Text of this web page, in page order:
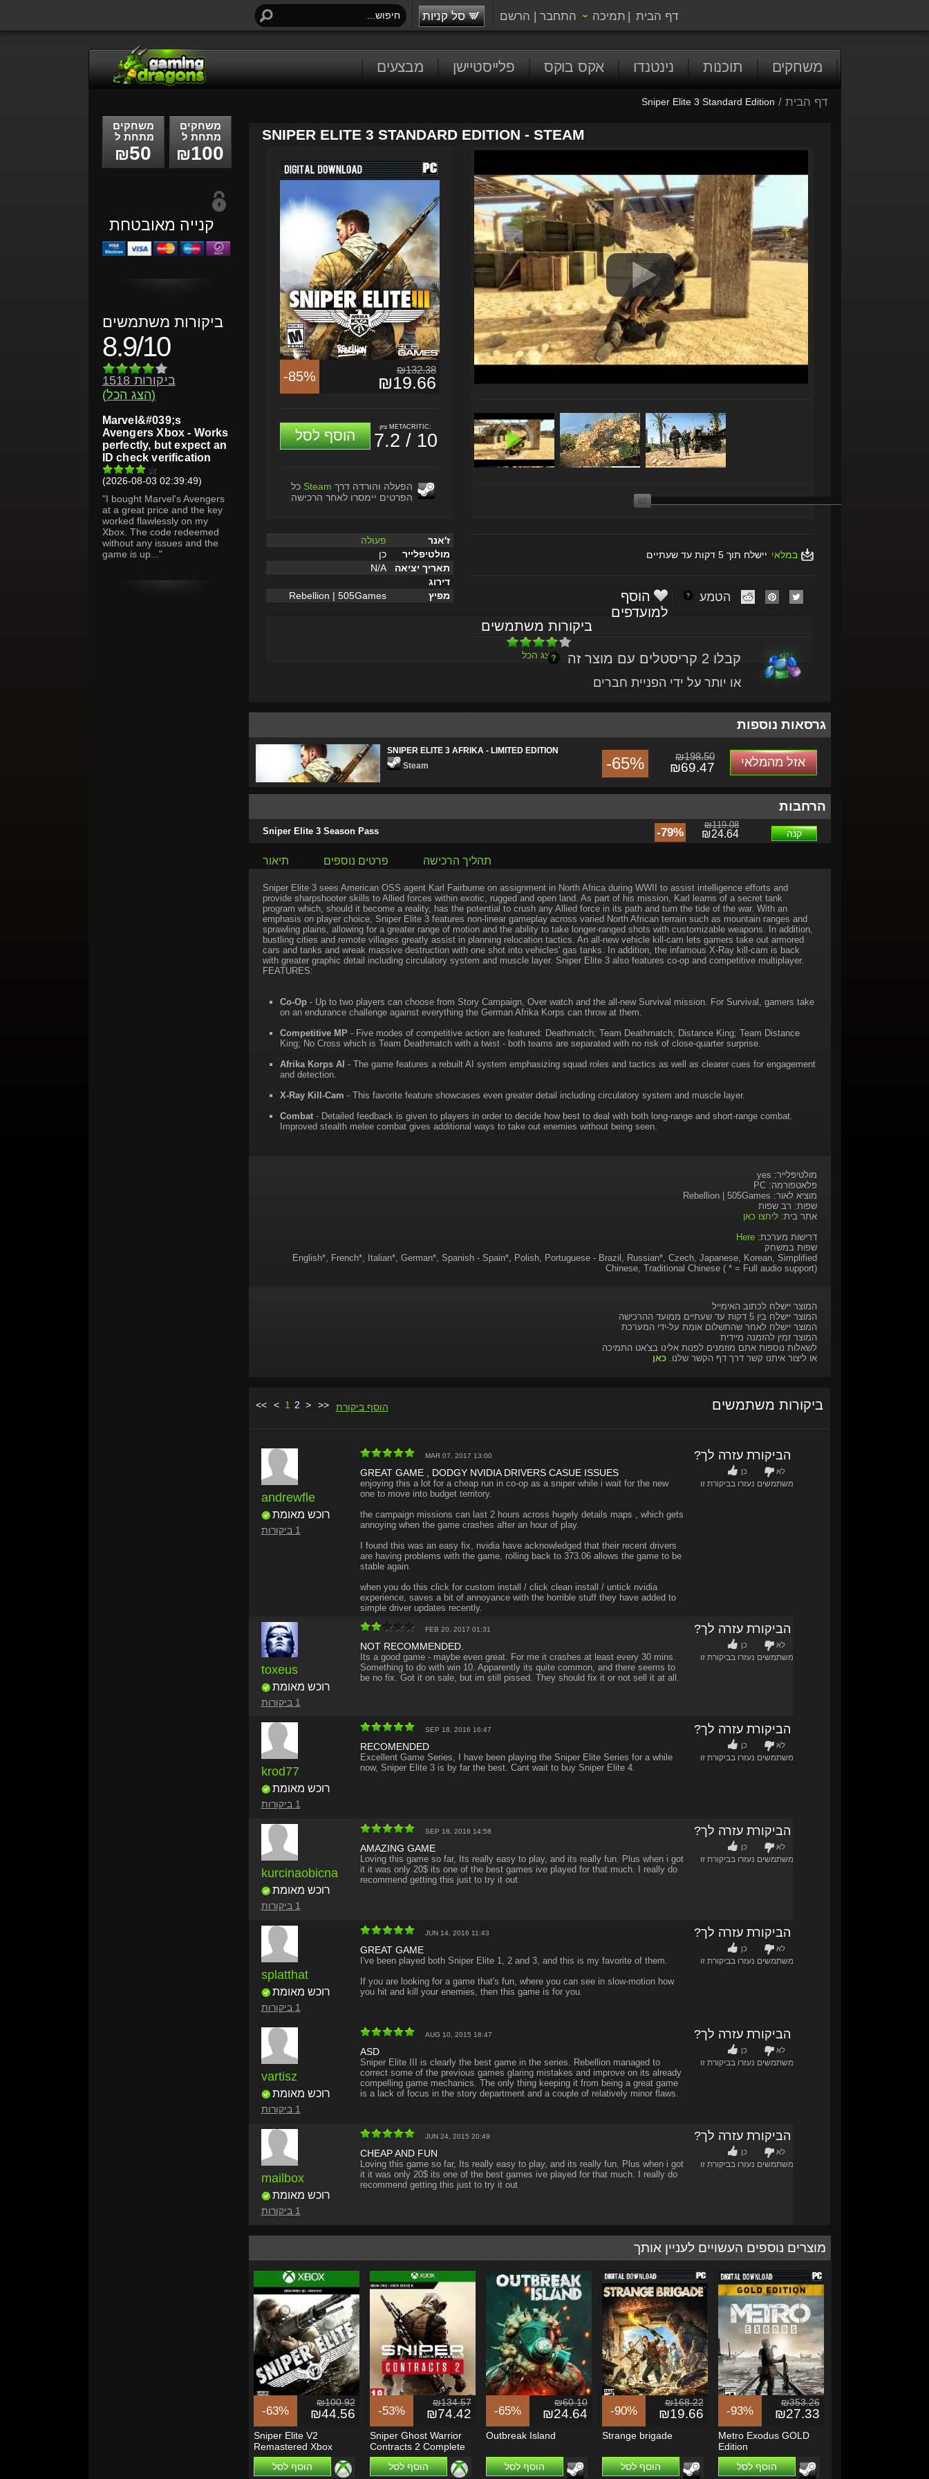
דף הבית | תמיכה התחבר | הרשם סל קניות
מבצעים פלייסטיישן אקס בוקס נינטנדו תוכנות משחקים
דף הבית /
Sniper Elite 3 Standard Edition
משחקים
מתחת ל
₪50
משחקים
מתחת ל
₪100
קנייה מאובטחת
ביקורות משתמשים
8.9/10
1518 ביקורות
(הצג הכל)
Marvel&#039;s
Avengers Xbox - Works
perfectly, but expect an
ID check verification
(2026-08-03 02:39:49)
"I bought Marvel's Avengers
at a great price and the key
worked flawlessly on my
Xbox. The code redeemed
without any issues and the
game is up..."
SNIPER ELITE 3 STANDARD EDITION - STEAM
-85% ₪132.38
₪19.66
הוסף לסל
ציון METACRITIC:
7.2 / 10
הפעלה והורדה דרך Steam כל
הפרטים יימסרו לאחר הרכישה
ז'אנר
פעולה
מולטיפלייר
כן
תאריך יציאה
N/A
דירוג
מפיץ
Rebellion | 505Games
ביקורות משתמשים
הצג הכל
במלאי יישלח תוך 5 דקות עד שעתיים
הטמע
הוסף
למועדפים
קבלו 2 קריסטלים עם מוצר זה
או יותר על ידי הפניית חברים
גרסאות נוספות
SNIPER ELITE 3 AFRIKA - LIMITED EDITION
Steam
אזל מהמלאי -65% ₪198.50
₪69.47
הרחבות
Sniper Elite 3 Season Pass קנה -79%
₪119.08
₪24.64
תיאור פרטים נוספים תהליך הרכישה
Sniper Elite 3 sees American OSS agent Karl Fairburne on assignment in North Africa during WWII to assist intelligence efforts and
provide sharpshooter skills to Allied forces within exotic, rugged and open land. As part of his mission, Karl learns of a secret tank
program which, should it become a reality, has the potential to crush any Allied force in its path and turn the tide of the war. With an
emphasis on player choice, Sniper Elite 3 features non-linear gameplay across varied North African terrain such as mountain ranges and
sprawling plains, allowing for a greater range of motion and the ability to take longer-ranged shots with customizable weapons. In addition,
bustling cities and remote villages greatly assist in planning relocation tactics. An all-new vehicle kill-cam lets gamers take out armored
cars and tanks and wreak massive destruction with one shot into vehicles' gas tanks. In addition, the infamous X-Ray kill-cam is back
with greater graphic detail including circulatory system and muscle layer. Sniper Elite 3 also features co-op and competitive multiplayer.
FEATURES:
Co-Op- Up to two players can choose from Story Campaign, Over watch and the all-new Survival mission. For Survival, gamers take
on an endurance challenge against everything the German Afrika Korps can throw at them.
Competitive MP - Five modes of competitive action are featured: Deathmatch; Team Deathmatch; Distance King; Team Distance
King; No Cross which is Team Deathmatch with a twist - both teams are separated with no risk of close-quarter surprise.
Afrika Korps AI - The game features a rebuilt AI system emphasizing squad roles and tactics as well as clearer cues for engagement
and detection.
X-Ray Kill-Cam - This favorite feature showcases even greater detail including circulatory system and muscle layer.
Combat- Detailed feedback is given to players in order to decide how best to deal with both long-range and short-range combat.
Improved stealth melee combat gives additional ways to take out enemies without being seen.
מולטיפלייר: yes
פלאטפורמה: PC
מוציא לאור: Rebellion | 505Games
שפות: רב שפות
אתר בית:ליחצו כאן
דרישות מערכת:Here
שפות במשחק
English*, French*, Italian*, German*, Spanish - Spain*, Polish, Portuguese - Brazil, Russian*, Czech, Japanese, Korean, Simplified
Chinese, Traditional Chinese ( * = Full audio support)
המוצר יישלח לכתוב האימייל
המוצר יישלח בין 5 דקות עד שעתיים ממועד ההרכישה
המוצר יישלח לאחר שהתשלום אומת על-ידי המערכת
המוצר זמין להזמנה מיידית
לשאלות נוספות אתם מוזמנים לפנות אלינו בצ'אט התמיכה
או ליצור איתנו קשר דרך דף הקשר שלנו.כאן
ביקורות משתמשים הוסף ביקורת << < 1 2 > >>
andrewfle
רוכש מאומת
1 ביקורות
MAR 07, 2017 13:00
GREAT GAME , DODGY NVIDIA DRIVERS CASUE ISSUES
enjoying this a lot for a cheap run in co-op as a sniper while i wait for the new
one to move into budget territory.
the campaign missions can last 2 hours across hugely details maps , which gets
annoying when the game crashes after an hour of play.
I found this was an easy fix, nvidia have acknowledged that their recent drivers
are having problems with the game, rolling back to 373.06 allows the game to be
stable again.
when you do this click for custom install / click clean install / untick nvidia
experience, saves a bit of annoyance with the horrible stuff they have added to
simple driver updates recently.
האם הביקורת עזרה לך?
כן לא
משתמשים נעזרו בביקורת זו
toxeus
רוכש מאומת
1 ביקורות
FEB 20, 2017 01:31
NOT RECOMMENDED.
Its a good game - maybe even great. For me it crashes at least every 30 mins.
Something to do with win 10. Apparently its quite common, and there seems to
be no fix. Got it on sale, but im still pissed. They should fix it or not sell it at all.
האם הביקורת עזרה לך?
כן לא
משתמשים נעזרו בביקורת זו
krod77
רוכש מאומת
1 ביקורות
SEP 18, 2016 16:47
RECOMENDED
Excellent Game Series, I have been playing the Sniper Elite Series for a while
now, Sniper Elite 3 is by far the best. Cant wait to buy Sniper Elite 4.
האם הביקורת עזרה לך?
כן לא
משתמשים נעזרו בביקורת זו
kurcinaobicna
רוכש מאומת
1 ביקורות
SEP 18, 2016 14:58
AMAZING GAME
Loving this game so far, Its really easy to play, and its really fun. Plus when i got
it it was only 20$ its one of the best games ive played for that much. I really do
recommend getting this just to try it out
האם הביקורת עזרה לך?
כן לא
משתמשים נעזרו בביקורת זו
splatthat
רוכש מאומת
1 ביקורות
JUN 14, 2016 11:43
GREAT GAME
I've been played both Sniper Elite 1, 2 and 3, and this is my favorite of them.
If you are looking for a game that's fun, where you can see in slow-motion how
you hit and kill your enemies, then this game is for you.
האם הביקורת עזרה לך?
כן לא
משתמשים נעזרו בביקורת זו
vartisz
רוכש מאומת
1 ביקורות
AUG 10, 2015 18:47
ASD
Sniper Elite III is clearly the best game in the series. Rebellion managed to
correct some of the previous games glaring mistakes and improve on its already
compelling game mechanics. The only thing keeping it from being a great game
is a lack of focus in the story department and a couple of relatively minor flaws.
האם הביקורת עזרה לך?
כן לא
משתמשים נעזרו בביקורת זו
mailbox
רוכש מאומת
1 ביקורות
JUN 24, 2015 20:49
CHEAP AND FUN
Loving this game so far, Its really easy to play, and its really fun. Plus when i got
it it was only 20$ its one of the best games ive played for that much. I really do
recommend getting this just to try it out
האם הביקורת עזרה לך?
כן לא
משתמשים נעזרו בביקורת זו
מוצרים נוספים העשויים לעניין אותך
-63%
₪100.92
₪44.56
Sniper Elite V2
Remastered Xbox
One/Series X|S
הוסף לסל
-53%
₪134.57
₪74.42
Sniper Ghost Warrior
Contracts 2 Complete
Edition -...
הוסף לסל
-65%
₪60.10
₪24.64
Outbreak Island
הוסף לסל
-90%
₪168.22
₪19.66
Strange brigade
הוסף לסל
-93%
₪353.26
₪27.33
Metro Exodus GOLD
Edition
הוסף לסל